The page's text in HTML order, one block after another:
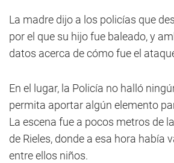
La madre dijo a los policías que
por el que su hijo fue baleado, y
datos acerca de cómo fue el
En el lugar, la Policía no halló
permita aportar algún elemento
La escena fue a pocos metros de
de Rieles, donde a esa hora había
entre ellos niños.